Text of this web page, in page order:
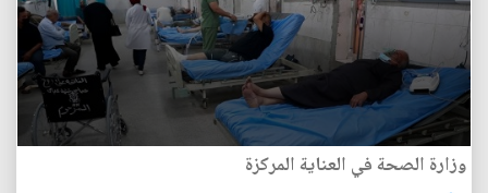
وزارة الصحة في العناية المركزة